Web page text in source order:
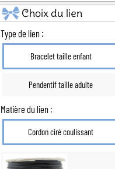
Baby Shower
Choix du lien
Type de lien :
Bracelet taille enfant
Pendentif taille adulte
Matière du lien :
Cordon ciré coulissant